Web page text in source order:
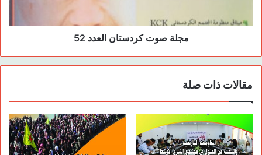
مجلة صوت كردستان العدد 52
مقالات ذات صلة